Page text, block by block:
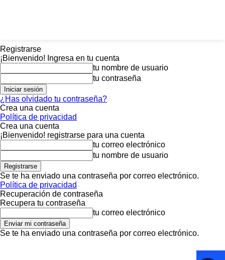
Registrarse
¡Bienvenido! Ingresa en tu cuenta
tu nombre de usuario
tu contraseña
¿Has olvidado tu contraseña?
Crea una cuenta
Política de privacidad
Crea una cuenta
¡Bienvenido! registrarse para una cuenta
tu correo electrónico
tu nombre de usuario
Se te ha enviado una contraseña por correo electrónico.
Política de privacidad
Recuperación de contraseña
Recupera tu contraseña
tu correo electrónico
Se te ha enviado una contraseña por correo electrónico.